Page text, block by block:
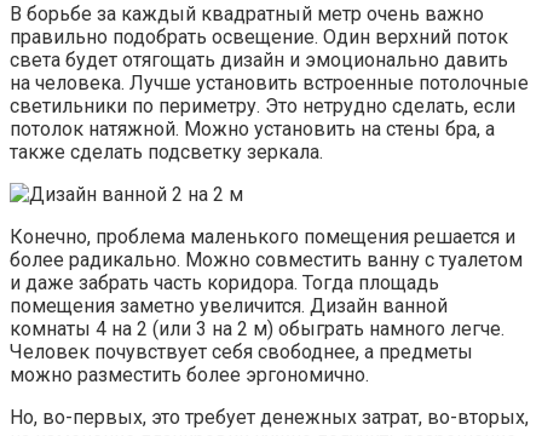
В борьбе за каждый квадратный метр очень важно
правильно подобрать освещение. Один верхний поток
света будет отягощать дизайн и эмоционально давить
на человека. Лучше установить встроенные потолочные
светильники по периметру. Это нетрудно сделать, если
потолок натяжной. Можно установить на стены бра, а
также сделать подсветку зеркала.
Конечно, проблема маленького помещения решается и
более радикально. Можно совместить ванну с туалетом
и даже забрать часть коридора. Тогда площадь
помещения заметно увеличится. Дизайн ванной
комнаты 4 на 2 (или 3 на 2 м) обыграть намного легче.
Человек почувствует себя свободнее, а предметы
можно разместить более эргономично.
Но, во-первых, это требует денежных затрат, во-вторых,